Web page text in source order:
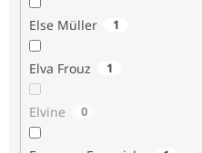
Else Müller 1
Elva Frouz 1
Elvine 0